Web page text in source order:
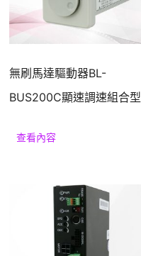
援
無刷馬達驅動器BL-
BUS200C顯速調速組合型
查看內容